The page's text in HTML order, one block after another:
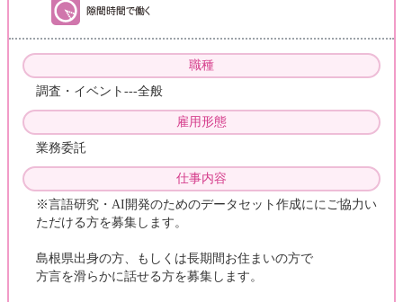
職種
調査・イベント---全般
雇用形態
業務委託
仕事内容
※言語研究・AI開発のためのデータセット作成ににご協力い
ただける方を募集します。
島根県出身の方、もしくは長期間お住まいの方で
方言を滑らかに話せる方を募集します。